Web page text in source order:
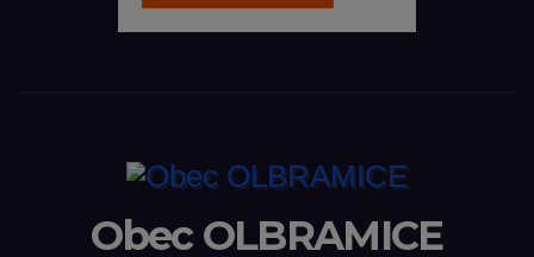
Obec OLBRAMICE